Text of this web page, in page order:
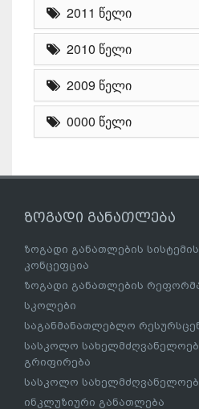
2011 წელი
2010 წელი
2009 წელი
0000 წელი
ზოგადი განათლება
ზოგადი განათლების
კონცეფცია
ზოგადი განათლების
სკოლები
საგანმანათლებლო
სასკოლო
გრიფირება
სასკოლო
ინკლუზიური განათლება